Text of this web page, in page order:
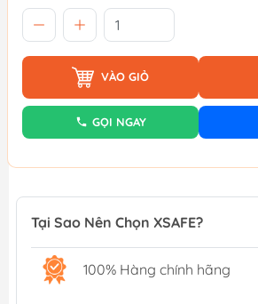
VÀO GIỎ
GỌI NGAY
Tại Sao Nên Chọn XSAFE?
100% Hàng chính hãng